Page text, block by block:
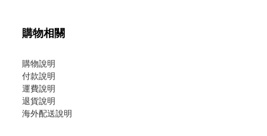
購物相關
購物說明
付款說明
運費說明
退貨說明
海外配送說明